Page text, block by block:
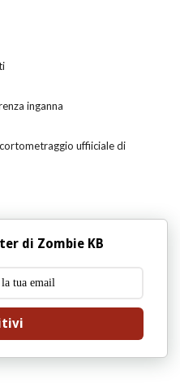
inganna
uffiiciale di
di Zombie KB